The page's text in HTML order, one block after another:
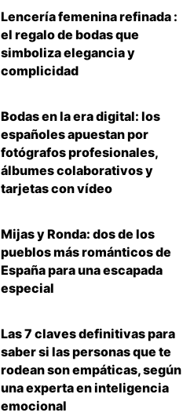
Lencería femenina refinada :
el regalo de bodas que
simboliza elegancia y
complicidad
Bodas en la era digital: los
españoles apuestan por
fotógrafos profesionales,
álbumes colaborativos y
tarjetas con vídeo
Mijas y Ronda: dos de los
pueblos más románticos de
España para una escapada
especial
Las 7 claves definitivas para
saber si las personas que te
rodean son empáticas, según
una experta en inteligencia
emocional